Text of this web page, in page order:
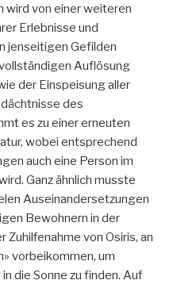
wird von einer weiteren
Erlebnisse und
jenseitigen Gefilden
Auflösung
der Einspeisung aller
des
es zu einer erneuten
wobei entsprechend
auch eine Person im
Ganz ähnlich musste
Auseinandersetzungen
Bewohnern in der
von Osiris, an
vorbeikommen, um
die Sonne zu finden. Auf